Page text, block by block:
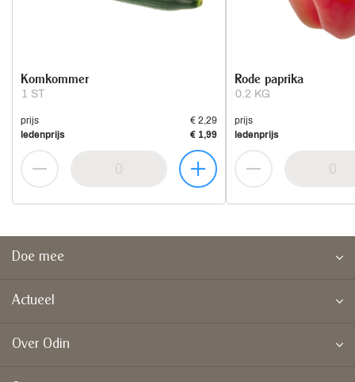
1 ST
Komkommer
prijs
€ 2,29
ledenprijs
€ 1,99
0.2 KG
Rode paprika
prijs
ledenprijs
Doe mee
Actueel
Over Odin